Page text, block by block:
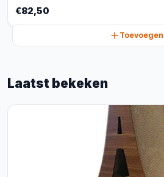
€82,50
Toevoegen
Laatst bekeken